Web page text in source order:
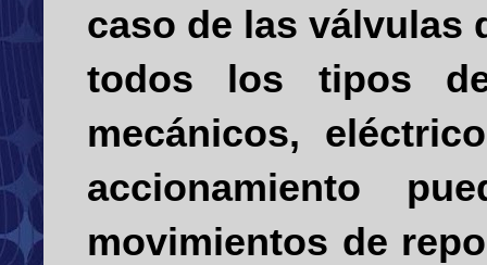
caso de las válvulas
todos los tipos
mecánicos,
accionamiento
movimientos de